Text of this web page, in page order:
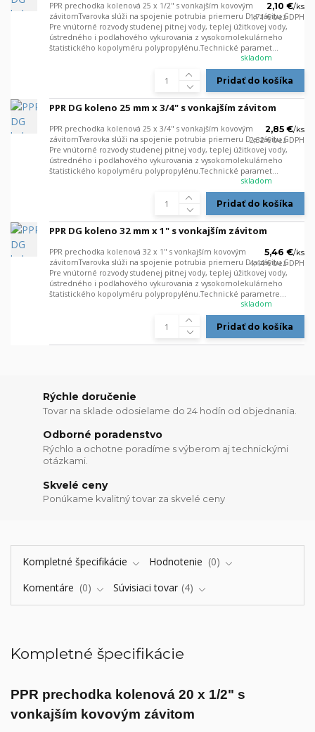
PPR prechodka kolenová 25 x 1/2" s vonkajším kovovým
závitomTvarovka slúži na spojenie potrubia priemeru D a závitu G.
Pre vnútorné rozvody studenej pitnej vody, teplej úžitkovej vody,
ústredného i podlahového vykurovania z vysokomolekulárneho
štatistického kopolyméru polypropylénu.Technické paramet...
2,10 €/ks
1,71 €bez DPH
skladom
Pridať do košíka
PPR DG koleno 25 mm x 3/4" s vonkajším závitom
PPR prechodka kolenová 25 x 3/4" s vonkajším kovovým
závitomTvarovka slúži na spojenie potrubia priemeru D a závitu G.
Pre vnútorné rozvody studenej pitnej vody, teplej úžitkovej vody,
ústredného i podlahového vykurovania z vysokomolekulárneho
štatistického kopolyméru polypropylénu.Technické paramet...
2,85 €/ks
2,32 €bez DPH
skladom
Pridať do košíka
PPR DG koleno 32 mm x 1" s vonkajším závitom
PPR prechodka kolenová 32 x 1" s vonkajším kovovým
závitomTvarovka slúži na spojenie potrubia priemeru D a závitu G.
Pre vnútorné rozvody studenej pitnej vody, teplej úžitkovej vody,
ústredného i podlahového vykurovania z vysokomolekulárneho
štatistického kopolyméru polypropylénu.Technické parametre...
5,46 €/ks
4,44 €bez DPH
skladom
Pridať do košíka
Rýchle doručenie
Tovar na sklade odosielame do 24 hodín od objednania.
Odborné poradenstvo
Rýchlo a ochotne poradíme s výberom aj technickými
otázkami.
Skvelé ceny
Ponúkame kvalitný tovar za skvelé ceny
Kompletné špecifikácie Hodnotenie
0
Komentáre
0 Súvisiaci tovar 4
Kompletné špecifikácie
PPR prechodka kolenová 20 x 1/2" s
vonkajším kovovým závitom